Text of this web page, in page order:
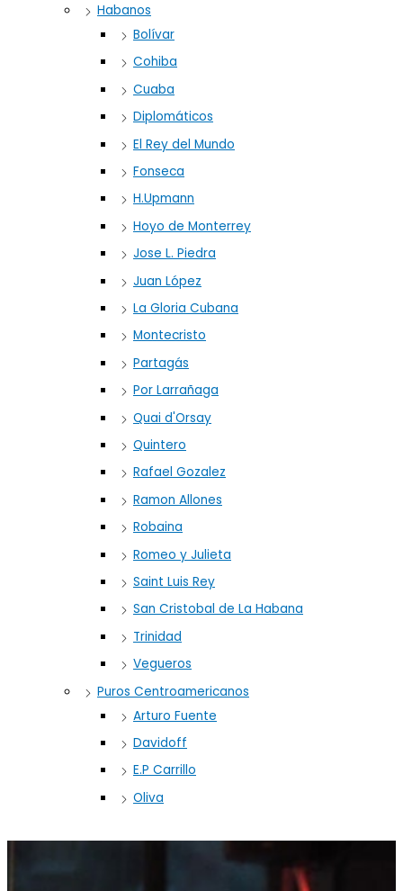
Habanos
Bolívar
Cohiba
Cuaba
Diplomáticos
El Rey del Mundo
Fonseca
H.Upmann
Hoyo de Monterrey
Jose L. Piedra
Juan López
La Gloria Cubana
Montecristo
Partagás
Por Larrañaga
Quai d'Orsay
Quintero
Rafael Gozalez
Ramon Allones
Robaina
Romeo y Julieta
Saint Luis Rey
San Cristobal de La Habana
Trinidad
Vegueros
Puros Centroamericanos
Arturo Fuente
Davidoff
E.P Carrillo
Oliva